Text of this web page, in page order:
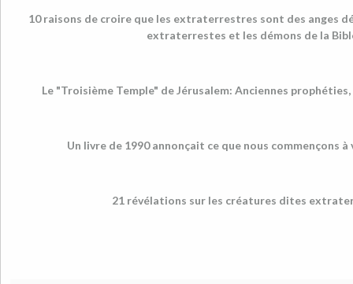
10 raisons de croire que les extraterrestres sont des anges
extraterrestes et les démons de la
Le "Troisième Temple" de Jérusalem: Anciennes
Un livre de 1990 annonçait ce que nous commençons
21 révélations sur les créatures dites